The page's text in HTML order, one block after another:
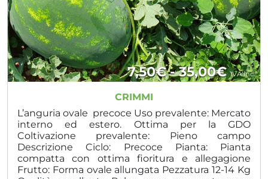
7,50€ - 35,00€
da
7,50€
a
IVA inc.
CRIMMI
L’anguria ovale precoce Uso prevalente: Mercato
interno ed estero. Ottima per la GDO
Coltivazione prevalente: Pieno campo
Descrizione Ciclo: Precoce Pianta: Pianta
compatta con ottima fioritura e allegagione
Frutto: Forma ovale allungata Pezzatura 12-14 Kg